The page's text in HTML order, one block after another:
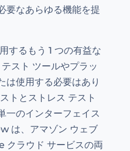
要なあらゆる機能を提
するもう 1 つの有益な
スト ツールやプラッ
は使用する必要はあり
トとストレス テスト
一のインターフェイス
は、アマゾン ウェブ
クラウド サービスの両